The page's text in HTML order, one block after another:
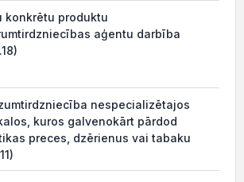
konkrētu produktu
aģentu darbība
nespecializētajos
kuros galvenokārt pārdod
preces, dzērienus vai tabaku